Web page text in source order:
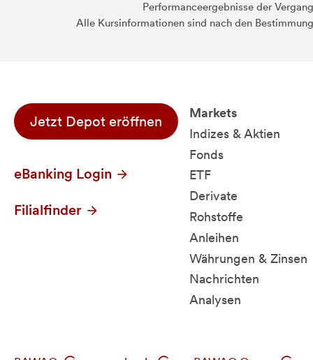
Performanceergebnisse der
Alle Kursinformationen sind nach den
Jetzt Depot eröffnen
eBanking Login
Filialfinder
Markets
Indizes & Aktien
Fonds
ETF
Derivate
Rohstoffe
Anleihen
Währungen & Zinsen
Nachrichten
Analysen